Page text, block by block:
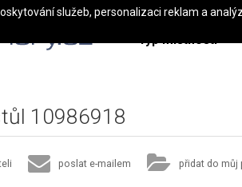
Typ místnosti
10986918
poslat e-mailem přidat do můj
služeb, personalizaci reklam a